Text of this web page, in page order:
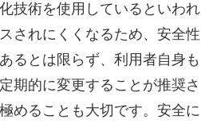
技術を使用しているといわれ
されにくくなるため、安全性
るとは限らず、利用者自身も
期的に変更することが推奨さ
めることも大切です。安全に